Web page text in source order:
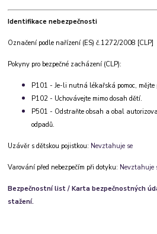
Identifikace nebezpečnosti
Označení podle nařízení (ES) č.1272/2008 [CLP]
Pokyny pro bezpečné zacházení (CLP):
P101 - Je-li nutná lékařská pomoc, mějte
P102 - Uchovávejte mimo dosah dětí.
P501 - Odstraňte obsah a obal
odpadů.
Uzávěr s dětskou pojistkou: Nevztahuje se
Varování před nebezpečím při dotyku: Nevztahuje
Bezpečnostní list / Karta bezpečnostných
stažení.